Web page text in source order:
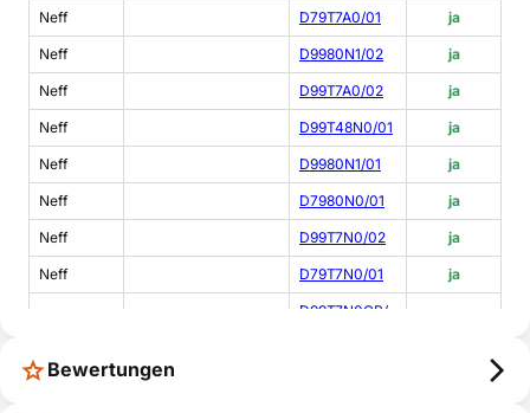
Neff D79T7A0/01 ja
Neff D9980N1/02 ja
Neff D99T7A0/02 ja
Neff D99T48N0/01 ja
Neff D9980N1/01 ja
Neff D7980N0/01 ja
Neff D99T7N0/02 ja
Neff D79T7N0/01 ja
D99T7N0GB/
Neff
Bewertungen